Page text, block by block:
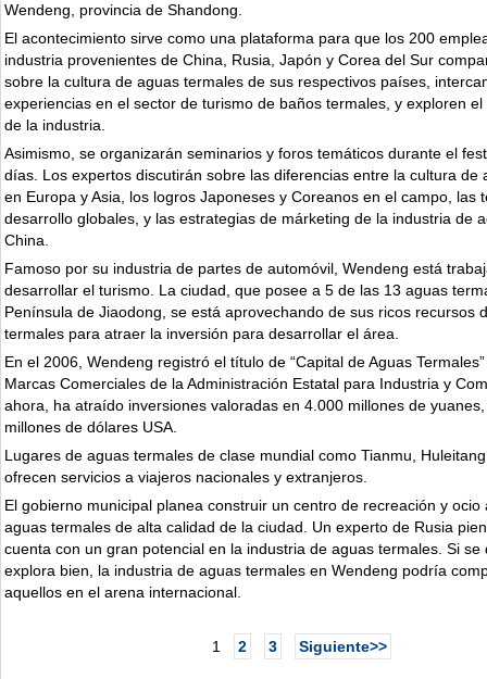
Wendeng, provincia de Shandong.
El acontecimiento sirve como una plataforma para que los 200
industria provenientes de China, Rusia, Japón y Corea del Sur
sobre la cultura de aguas termales de sus respectivos países,
experiencias en el sector de turismo de baños termales, y exploren
de la industria.
Asimismo, se organizarán seminarios y foros temáticos durante el
días. Los expertos discutirán sobre las diferencias entre la cultura de
en Europa y Asia, los logros Japoneses y Coreanos en el campo, las
desarrollo globales, y las estrategias de márketing de la industria de
China.
Famoso por su industria de partes de automóvil, Wendeng está
desarrollar el turismo. La ciudad, que posee a 5 de las 13 aguas
Península de Jiaodong, se está aprovechando de sus ricos recursos
termales para atraer la inversión para desarrollar el área.
En el 2006, Wendeng registró el título de “Capital de Aguas
Marcas Comerciales de la Administración Estatal para Industria y
ahora, ha atraído inversiones valoradas en 4.000 millones de
millones de dólares USA.
Lugares de aguas termales de clase mundial como Tianmu,
ofrecen servicios a viajeros nacionales y extranjeros.
El gobierno municipal planea construir un centro de recreación y ocio
aguas termales de alta calidad de la ciudad. Un experto de Rusia
cuenta con un gran potencial en la industria de aguas termales. Si se
explora bien, la industria de aguas termales en Wendeng podría
aquellos en el arena internacional.
1 2 3 Siguiente>>